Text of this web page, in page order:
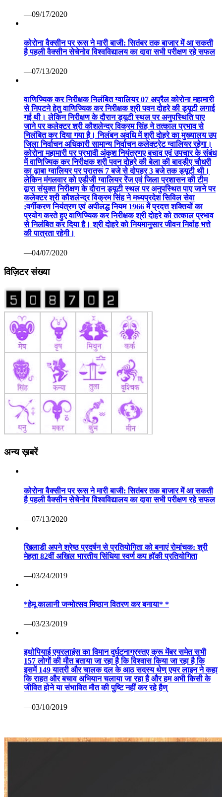
—09/17/2020
कोरोना वैक्सीन पर रूस ने मारी बाजी: सितंबर तक बाजार में आ सकती
है पहली वैक्सीन सेचेनोव विश्वविद्यालय का दावा सभी परीक्षण रहे सफल
—07/13/2020
वाणिज्यिक कर निरीक्षक निलंबित ग्वालियर 07 अप्रैल कोरोना महामारी
से निपटने हेतु वाणिज्यिक कर निरीक्षक श्री पवन दोहरे की ड्यूटी लगाई
गई थी। लेकिन निरीक्षण के दौरान ड्यूटी स्थल पर अनुपस्थिति पाए
जाने पर कलेक्टर श्री कौशलेन्द्र विक्रम सिंह ने तत्काल प्रभाव से
निलंबित कर दिया गया है। निलंबन अवधि में श्री दोहरे का मुख्यालय उप
जिला निर्वाचन अधिकारी सामान्य निर्वाचन कलेक्ट्रेट ग्वालियर रहेगा।
कोरोना महामारी पर प्रभावी अंकुश नियंत्रणए बचाव एवं उपचार के संबंध
में वाणिज्यिक कर निरीक्षक श्री पवन दोहरे की बेला की बावड़ीए चौधरी
का ढ़ाबा ग्वालियर पर प्रातरू 7 बजे से दोपहर 3 बजे तक ड्यूटी थी।
लेकिन मंगलवार को एडीजी ग्वालियर रेंज एवं जिला प्रशासन की टीम
द्वारा संयुक्त निरीक्षण के दौरान ड्यूटी स्थल पर अनुपस्थित पाए जाने पर
कलेक्टर श्री कौशलेन्द्र विक्रम सिंह ने मध्यप्रदेश सिविल सेवा
;वर्गीकरण नियंत्रण एवं अपीलद्ध नियम 1966 में प्रदत्त शक्तियों का
प्रयोग करते हुए वाणिज्यिक कर निरीक्षक श्री दोहरे को तत्काल प्रभाव
से निलंबित कर दिया है। श्री दोहरे को नियमानुसार जीवन निर्वाह भत्ते
की पात्रता रहेगी।
—04/07/2020
विज़िटर संख्या
अन्य ख़बरें
कोरोना वैक्सीन पर रूस ने मारी बाजी: सितंबर तक बाजार में आ सकती
है पहली वैक्सीन सेचेनोव विश्वविद्यालय का दावा सभी परीक्षण रहे सफल
—07/13/2020
खिलाडी अपने श्रेष्ठ प्रदर्षन से प्रतियोगिता को बनाएं रोमांचक: श्री
मेहता 82वीं अखिल भारतीय सिंधिया स्वर्ण कप हॉकी प्रतियोगिता
—03/24/2019
*हेमू कालानी जन्मोत्सव मिष्ठान वितरण कर बनाया* *
—03/23/2019
इथोपियाई एयरलाइंस का विमान दुर्घटनाग्रस्तए क्रू मेंबर समेत सभी
157 लोगों की मौत बताया जा रहा है कि विश्वास किया जा रहा है कि
इसमें 149 यात्री और चालक दल के आठ सदस्य थेण् एयर लाइन ने कहा
कि राहत और बचाव अभियान चलाया जा रहा है और हम अभी किसी के
जीवित होने या संभावित मौत की पुष्टि नहीं कर रहे हैण्
—03/10/2019